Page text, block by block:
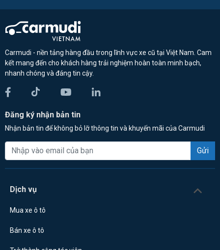
Carmudi - nền tảng hàng đầu trong lĩnh vực xe cũ tại Việt Nam. Cam
kết mang đến cho khách hàng trải nghiệm hoàn toàn minh bạch,
nhanh chóng và đáng tin cậy.
Đăng ký nhận bản tin
Nhận bản tin để không bỏ lỡ thông tin và khuyến mãi của Carmudi
Gửi
Dịch vụ
Mua xe ô tô
Bán xe ô tô